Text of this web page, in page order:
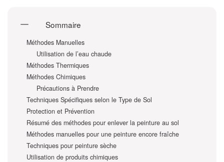
Sommaire
Méthodes Manuelles
Utilisation de l’eau chaude
Méthodes Thermiques
Méthodes Chimiques
Précautions à Prendre
Techniques Spécifiques selon le Type de Sol
Protection et Prévention
Résumé des méthodes pour enlever la peinture au sol
Méthodes manuelles pour une peinture encore fraîche
Techniques pour peinture sèche
Utilisation de produits chimiques